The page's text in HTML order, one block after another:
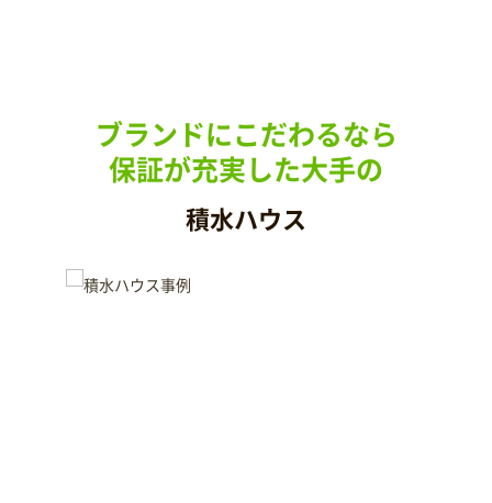
ブランドにこだわるなら
保証が充実した大手の
積水ハウス